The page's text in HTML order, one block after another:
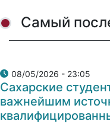
Самый
08/05/2026 - 23:05
Сахарские
важнейшим